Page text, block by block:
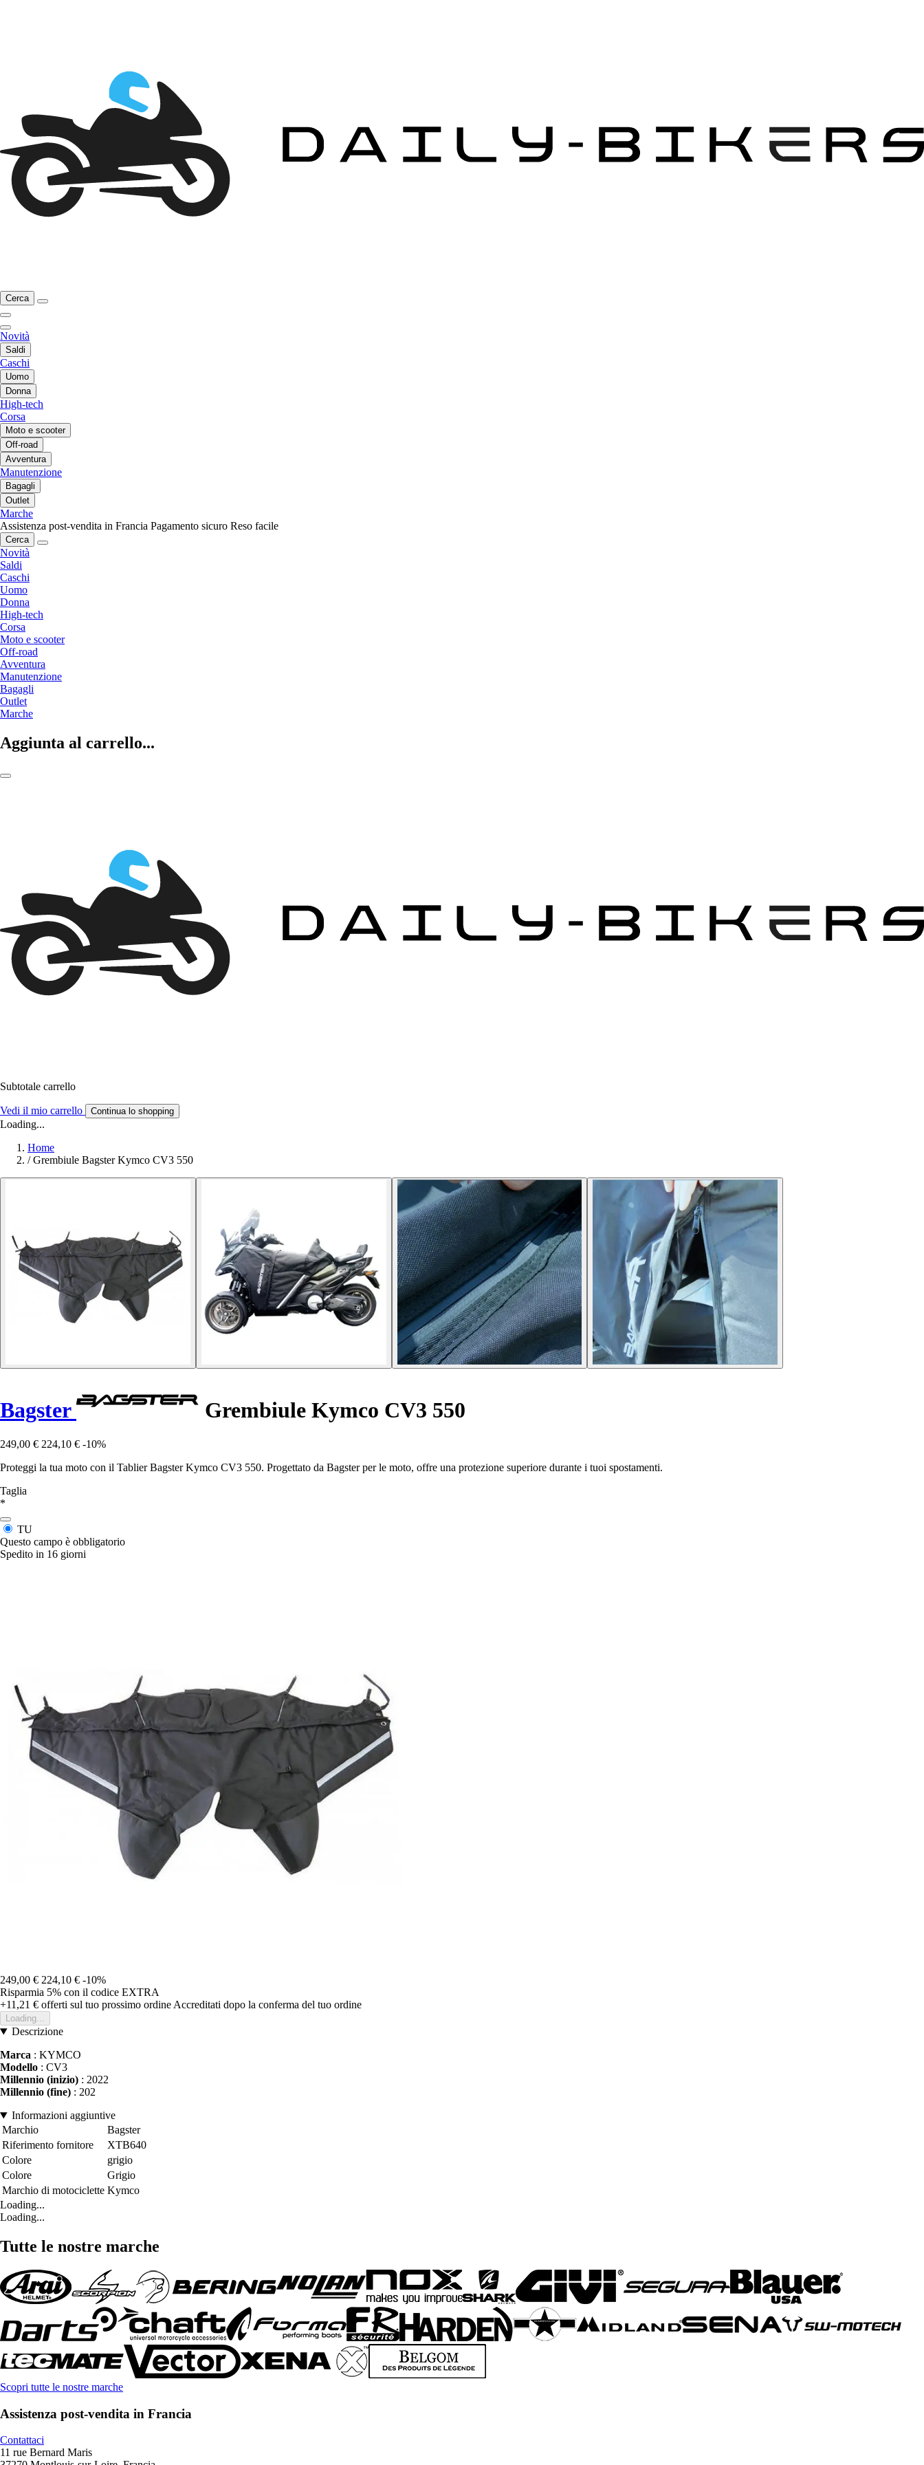
Cerca
Novità
Saldi
Caschi
Uomo
Donna
High-tech
Corsa
Moto e scooter
Off-road
Avventura
Manutenzione
Bagagli
Outlet
Marche
Assistenza post-vendita in Francia Pagamento sicuro Reso facile
Cerca
Novità
Saldi
Caschi
Uomo
Donna
High-tech
Corsa
Moto e scooter
Off-road
Avventura
Manutenzione
Bagagli
Outlet
Marche
Aggiunta al carrello...
Subtotale carrello
Vedi il mio carrello Continua lo shopping
Loading...
Home
/ Grembiule Bagster Kymco CV3 550
Bagster Grembiule Kymco CV3 550
249,00 € 224,10 € -10%
Proteggi la tua moto con il Tablier Bagster Kymco CV3 550. Progettato da Bagster per le moto, offre una protezione superiore durante i tuoi spostamenti.
Taglia
*
TU
Questo campo è obbligatorio
Spedito in 16 giorni
249,00 € 224,10 € -10%
Risparmia 5% con il codice EXTRA
+11,21 € offerti sul tuo prossimo ordine Accreditati dopo la conferma del tuo ordine
Loading...
Descrizione
Marca : KYMCO
Modello : CV3
Millennio (inizio) : 2022
Millennio (fine) : 202
Informazioni aggiuntive
Marchio
Bagster
Riferimento fornitore
XTB640
Colore
grigio
Colore
Grigio
Marchio di motociclette Kymco
Loading...
Loading...
Tutte le nostre marche
Scopri tutte le nostre marche
Assistenza post-vendita in Francia
Contattaci
11 rue Bernard Maris